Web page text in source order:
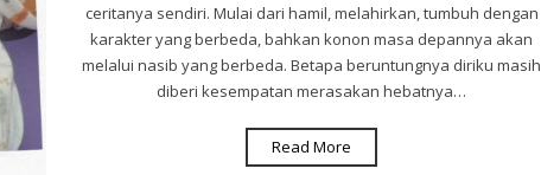
ceritanya sendiri. Mulai dari hamil, melahirkan, tumbuh dengan
karakter yang berbeda, bahkan konon masa depannya akan
melalui nasib yang berbeda. Betapa beruntungnya diriku masih
diberi kesempatan merasakan hebatnya…
Read More